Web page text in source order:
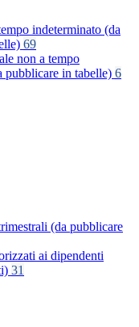
indeterminato (da
69
non a tempo
pubblicare in tabelle) 6
(da pubblicare
ai dipendenti
31